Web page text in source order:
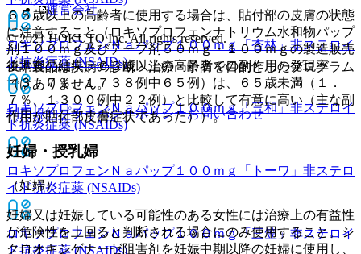
ロキソプロフェンＮａパップ１００ｍｇ「杏林」 非ステロイ
ド抗炎症薬 (NSAIDs)
ロキソプロフェンＮａパップ１００ｍｇ「三和」非ステロイ
ド抗炎症薬 (NSAIDs)
ロキソプロフェンＮａパップ１００ｍｇ「トーワ」 非ステロ
イド抗炎症薬 (NSAIDs)
ロキソプロフェンＮａパップ１００ｍｇ「三笠」非ステロイ
ド抗炎症薬 (NSAIDs)
６５歳以上の高齢者に使用する場合は、貼付部の皮膚の状態
に注意すること（ロキソプロフェンナトリウム水和物パップ
剤１００ｍｇ及びテープ剤５０ｍｇ・１００ｍｇの製造販売
後調査の結果、６５歳以上の高齢者での副作用の発現率
（３．７％、１７３８例中６５例）は、６５歳未満（１．
７％、１３００例中２２例）と比較して有意に高い（主な副
作用が貼付部皮膚症状であった））。
妊婦・授乳婦
（妊婦）
妊婦又は妊娠している可能性のある女性には治療上の有益性
が危険性を上回ると判断される場合にのみ使用すること。シ
クロオキシゲナーゼ阻害剤を妊娠中期以降の妊婦に使用し、
運営会社
© 2021 HOKUTO Inc. All rights reserved.
※本製品は疾病の診断・治療・予防を目的としたプログラム
ではありません。
利用規約プライバシーポリシーお問い合わせ